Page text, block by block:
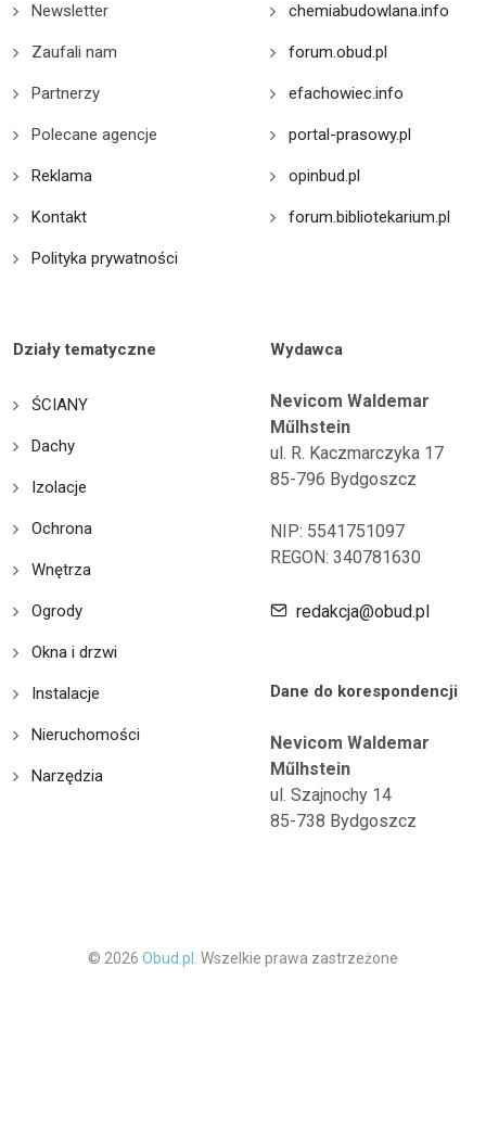
Newsletter
Zaufali nam
Partnerzy
Polecane agencje
Reklama
Kontakt
Polityka prywatności
chemiabudowlana.info
forum.obud.pl
efachowiec.info
portal-prasowy.pl
opinbud.pl
forum.bibliotekarium.pl
Działy tematyczne
ŚCIANY
Dachy
Izolacje
Ochrona
Wnętrza
Ogrody
Okna i drzwi
Instalacje
Nieruchomości
Narzędzia
Wydawca
Nevicom Waldemar
Műlhstein
ul. R. Kaczmarczyka 17
85-796 Bydgoszcz
NIP: 5541751097
REGON: 340781630
redakcja@obud.pl
Dane do korespondencji
Nevicom Waldemar
Műlhstein
ul. Szajnochy 14
85-738 Bydgoszcz
© 2026 Obud.pl. Wszelkie prawa zastrzeżone